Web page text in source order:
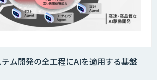
ム開発の全工程にAIを適用する基盤